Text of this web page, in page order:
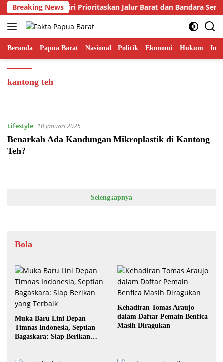
Langsung
ke
konten
Breaking News
Gubernur Fakhiri Prioritaskan Jalur Barat dan Bandara
Beranda Papua Barat Nasional Politik Ekonomi Hukum
kantong teh
Lifestyle 10 Januari 2025
Benarkah Ada Kandungan Mikroplastik di Kantong
Teh?
Selengkapnya
Bola
Muka Baru Lini Depan
Timnas Indonesia, Septian
Bagaskara: Siap Berikan
Kehadiran Tomas Araujo
dalam Daftar Pemain Benfica
Masih Diragukan